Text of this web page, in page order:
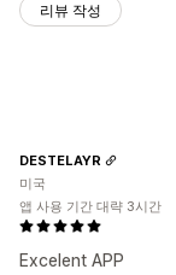
리뷰 작성
Excelent APP
DESTELAYR
미국
앱 사용 기간 대략 3시간